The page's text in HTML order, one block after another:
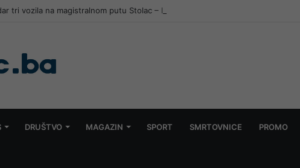
tri vozila na magistralnom putu Stolac – Neum, saobraćaj potpuno obustavljen
DRUŠTVO MAGAZIN SPORT SMRTOVNICE PROMO